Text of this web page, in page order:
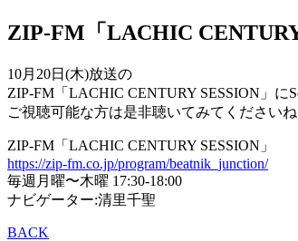
ZIP-FM「LACHIC
10月20日(木)放送の
ZIP-FM「LACHIC CENTURY SESSION」に
ご視聴可能な方は是非聴いてみてくださいね
ZIP-FM「LACHIC CENTURY SESSION」
https://zip-fm.co.jp/program/beatnik_junction/
毎週月曜〜木曜 17:30-18:00
ナビゲーター:清里千聖
BACK